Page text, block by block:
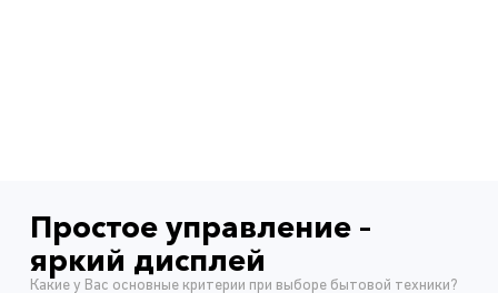
Простое управление –
яркий дисплей
Какие у Вас основные критерии при выборе бытовой техники?